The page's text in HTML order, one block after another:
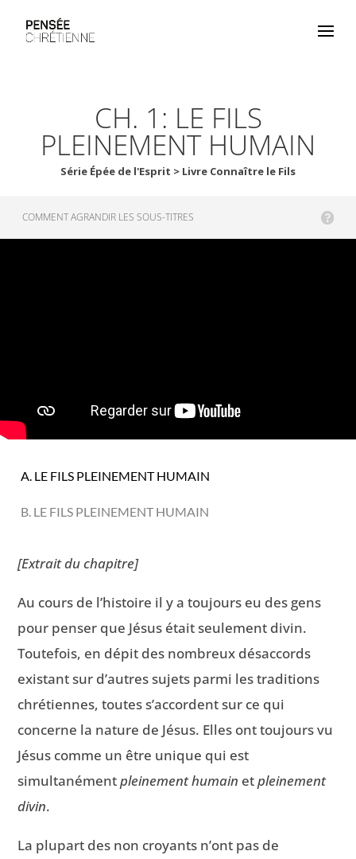
CH. 1: LE FILS
PLEINEMENT HUMAIN
Série Épée de l'Esprit > Livre Connaître le Fils
COMMENT AGRANDIR LES SOUS-TITRES
A. LE FILS PLEINEMENT HUMAIN
B. LE FILS PLEINEMENT HUMAIN
[Extrait du chapitre]
Au cours de l’histoire il y a toujours eu des gens
pour penser que Jésus était seulement divin.
Toutefois, en dépit des nombreux désaccords
existant sur d’autres sujets parmi les traditions
chrétiennes, toutes s’accordent sur ce qui
concerne la nature de Jésus. Elles ont toujours vu
Jésus comme un être unique qui est
simultanémentpleinement humain etpleinement
divin.
La plupart des non croyants n’ont pas de